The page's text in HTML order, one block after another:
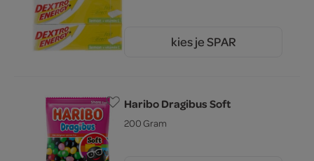
kies je SPAR
Haribo Dragibus Soft
200 Gram